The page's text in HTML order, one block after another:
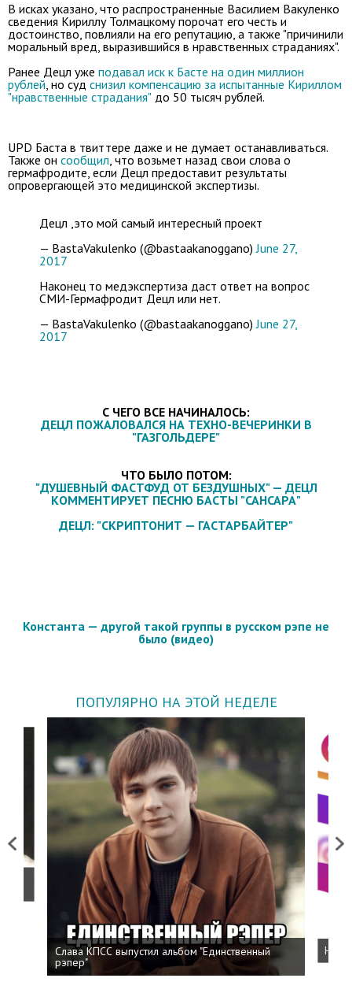
В исках указано, что распространенные Василием Вакуленко
сведения Кириллу Толмацкому порочат его честь и
достоинство, повлияли на его репутацию, а также "причинили
моральный вред, выразившийся в нравственных страданиях".
Ранее Децл уже подавал иск к Басте на один миллион
рублей, но суд снизил компенсацию за испытанные Кириллом
"нравственные страдания" до 50 тысяч рублей.
UPD Баста в твиттере даже и не думает останавливаться.
Также он сообщил, что возьмет назад свои слова о
гермафродите, если Децл предоставит результаты
опровергающей это медицинской экспертизы.
Децл ,это мой самый интересный проект
— BastaVakulenko (@bastaakanoggano)June 27,
2017
Наконец то медэкспертиза даст ответ на вопрос
СМИ-Гермафродит Децл или нет.
— BastaVakulenko (@bastaakanoggano)June 27,
2017
С ЧЕГО ВСЕ НАЧИНАЛОСЬ:
ДЕЦЛ ПОЖАЛОВАЛСЯ НА ТЕХНО-ВЕЧЕРИНКИ В
"ГАЗГОЛЬДЕРЕ"
ЧТО БЫЛО ПОТОМ:
"ДУШЕВНЫЙ ФАСТФУД ОТ БЕЗДУШНЫХ" — ДЕЦЛ
КОММЕНТИРУЕТ ПЕСНЮ БАСТЫ "САНСАРА"
ДЕЦЛ: "СКРИПТОНИТ — ГАСТАРБАЙТЕР"
Константа — другой такой группы в русском рэпе не
было (видео)
ПОПУЛЯРНО НА ЭТОЙ НЕДЕЛЕ
Previous
Слава КПСС выпустил альбом "Единственный
рэпер"
Next